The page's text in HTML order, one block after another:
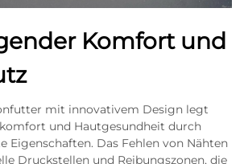
Komfort und
mit innovativem Design legt
und Hautgesundheit durch
Eigenschaften. Das Fehlen von Nähten
Druckstellen und Reibungszonen, die